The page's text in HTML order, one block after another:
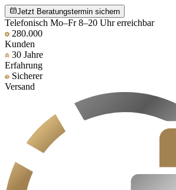
Jetzt Beratungstermin sichern
Telefonisch Mo–Fr 8–20 Uhr erreichbar
280.000
Kunden
30 Jahre
Erfahrung
Sicherer
Versand